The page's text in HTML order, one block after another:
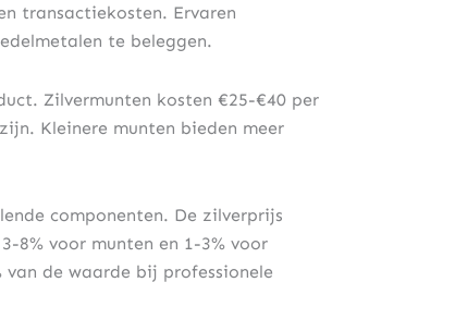
transactiekosten. Ervaren
te beleggen.
Zilvermunten kosten €25-€40 per
Kleinere munten bieden meer
componenten. De zilverprijs
8% voor munten en 1-3% voor
de waarde bij professionele